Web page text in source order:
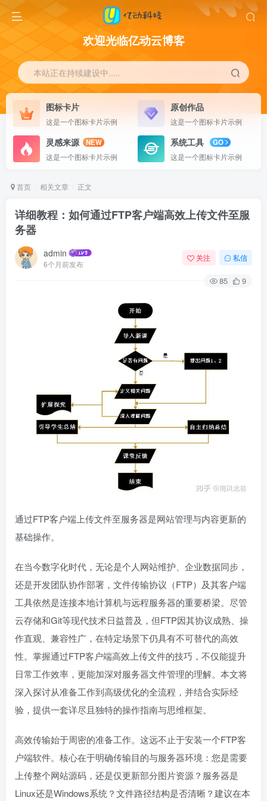
欢迎光临亿动云博客
本站正在持续建设中.....
图标卡片
这是一个图标卡片示例
原创作品
这是一个图标卡片示例
灵感来源
NEW
这是一个图标卡片示例
系统工具
GO
这是一个图标卡片示例
首页 相关文章 正文
详细教程：如何通过FTP客户端高效上传文件至服
务器
admin
6个月前发布
关注 私信
85 9
通过FTP客户端上传文件至服务器是网站管理与内容更新的
基础操作。
在当今数字化时代，无论是个人网站维护、企业数据同步，
还是开发团队协作部署，文件传输协议（FTP）及其客户端
工具依然是连接本地计算机与远程服务器的重要桥梁。尽管
云存储和Git等现代技术日益普及，但FTP因其协议成熟、操
作直观、兼容性广，在特定场景下仍具有不可替代的高效
性。掌握通过FTP客户端高效上传文件的技巧，不仅能提升
日常工作效率，更能加深对服务器文件管理的理解。本文将
深入探讨从准备工作到高级优化的全流程，并结合实际经
验，提供一套详尽且独特的操作指南与思维框架。
高效传输始于周密的准备工作。这远不止于安装一个FTP客
户端软件。核心在于明确传输目的与服务器环境：您是需要
上传整个网站源码，还是仅更新部分图片资源？服务器是
Linux还是Windows系统？文件路径结构是否清晰？建议在本